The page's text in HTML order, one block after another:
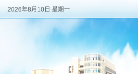
2026年8月10日 星期一